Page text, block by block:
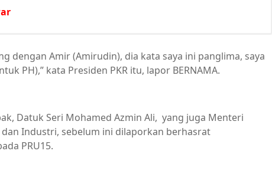
dengan Amir (Amirudin), dia kata saya ini panglima, saya
PH),” kata Presiden PKR itu, lapor BERNAMA.
Datuk Seri Mohamed Azmin Ali, yang juga Menteri
Industri, sebelum ini dilaporkan berhasrat
PRU15.